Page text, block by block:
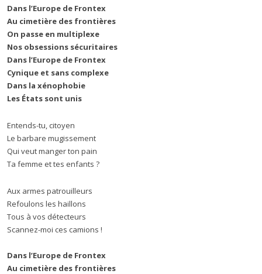
Dans l’Europe de Frontex
Au cimetière des frontières
On passe en multiplexe
Nos obsessions sécuritaires
Dans l’Europe de Frontex
Cynique et sans complexe
Dans la xénophobie
Les États sont unis
Entends-tu, citoyen
Le barbare mugissement
Qui veut manger ton pain
Ta femme et tes enfants ?
Aux armes patrouilleurs
Refoulons les haillons
Tous à vos détecteurs
Scannez-moi ces camions !
Dans l’Europe de Frontex
Au cimetière des frontières